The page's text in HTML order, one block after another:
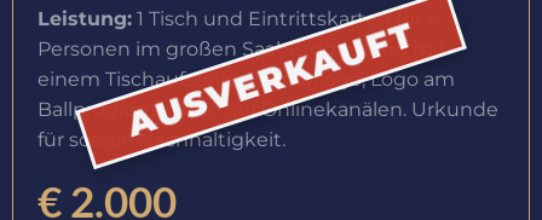
AUSVERKAUFT
Leistung: 1 Tisch und Eintrittskarten für 8
Personen im großen Saal, Erdgeschoß mit
einem Tischaufsteller Firmenlogo, Logo am
Ballprogramm und auf Onlinekanälen. Urkunde
für soziale Nachhaltigkeit.
€ 2.000